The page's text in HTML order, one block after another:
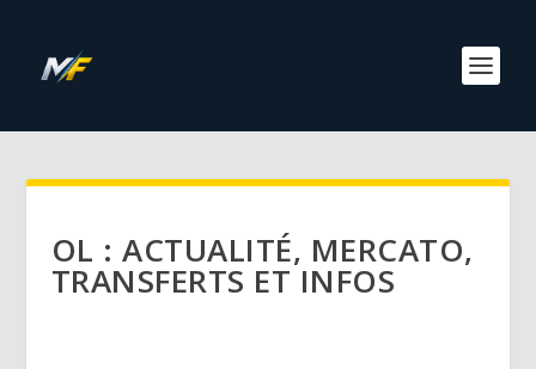
OL : ACTUALITÉ, MERCATO,
TRANSFERTS ET INFOS